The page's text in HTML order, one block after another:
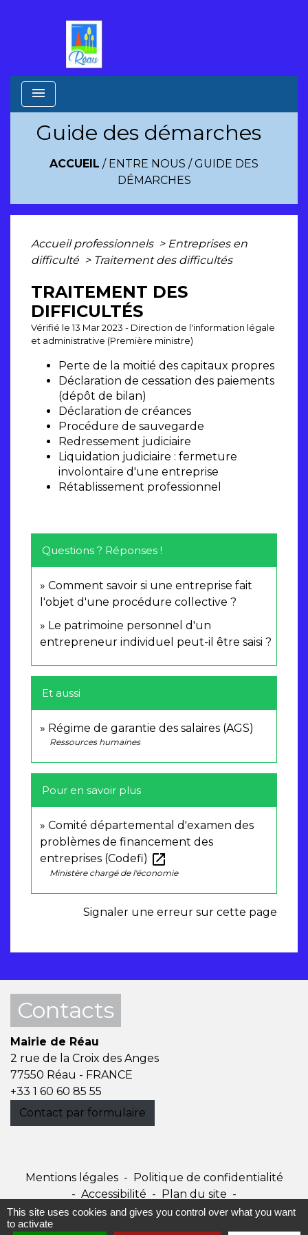
menu
Guide des démarches
ACCUEIL / ENTRE NOUS /GUIDE DES
DÉMARCHES
Accueil professionnels > Entreprises en
difficulté > Traitement des difficultés
TRAITEMENT DES
DIFFICULTÉS
Vérifié le 13 Mar 2023 - Direction de l'information légale
et administrative (Première ministre)
Perte de la moitié des capitaux propres
Déclaration de cessation des paiements
(dépôt de bilan)
Déclaration de créances
Procédure de sauvegarde
Redressement judiciaire
Liquidation judiciaire : fermeture
involontaire d'une entreprise
Rétablissement professionnel
Questions ? Réponses !
Comment savoir si une entreprise fait
l'objet d'une procédure collective ?
Le patrimoine personnel d'un
entrepreneur individuel peut-il être saisi ?
Et aussi
Régime de garantie des salaires (AGS)
Ressources humaines
Pour en savoir plus
Comité départemental d'examen des
problèmes de financement des
entreprises (Codefi) open_in_new
Ministère chargé de l'économie
Signaler une erreur sur cette page
Contacts
Mairie de Réau
2 rue de la Croix des Anges
77550 Réau - FRANCE
+33 1 60 60 85 55
Contact par formulaire
Mentions légales - Politique de confidentialité
- Accessibilité - Plan du site -
Gestion des cookies
This site uses cookies and gives you control over what you want
to activate